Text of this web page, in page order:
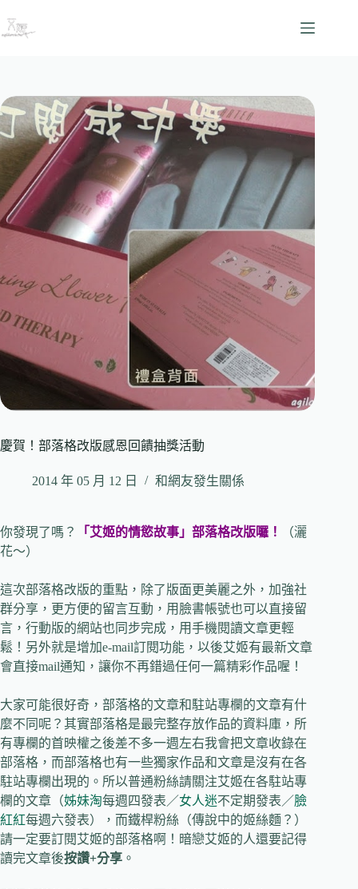
至
容
慶賀！部落格改版感恩回饋抽獎活動
2014 年 05 月 12 日 和網友發生關係
你發現了嗎？ 「艾姬的情慾故事」部落格改版囉！
（灑
花～）
這次部落格改版的重點，除了版面更美麗之外，加強社
群分享，更方便的留言互動，用臉書帳號也可以直接留
言，行動版的網站也同步完成，用手機閱讀文章更輕
鬆！另外就是增加e-mail訂閱功能，以後艾姬有最新文章
會直接mail通知，讓你不再錯過任何一篇精彩作品喔！
大家可能很好奇，部落格的文章和駐站專欄的文章有什
麼不同呢？其實部落格是最完整存放作品的資料庫，所
有專欄的首映權之後差不多一週左右我會把文章收錄在
部落格，而部落格也有一些獨家作品和文章是沒有在各
駐站專欄出現的。所以普通粉絲請關注艾姬在各駐站專
欄的文章（姊妹淘每週四發表／女人迷不定期發表／臉
紅紅每週六發表），而鐵桿粉絲（傳說中的姬絲麵？）
請一定要訂閱艾姬的部落格啊！暗戀艾姬的人還要記得
讀完文章後按讚+分享 。